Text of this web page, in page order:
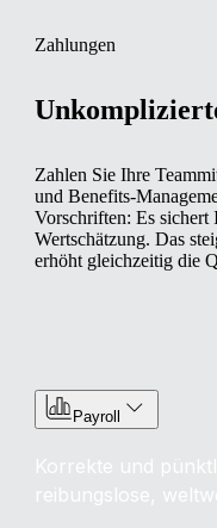
Zahlungen
Zahlen Sie Ihre
und
Vorschriften: Es
Wertschätzung. Das
erhöht gleichzeitig die
Payroll
Korrekte und
reibungslose,